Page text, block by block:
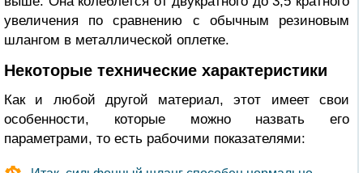
увеличения по сравнению с обычным резиновым
шлангом в металлической оплетке.
Некоторые технические характеристики
Как и любой другой материал, этот имеет свои
особенности, которые можно назвать его
параметрами, то есть рабочими показателями: